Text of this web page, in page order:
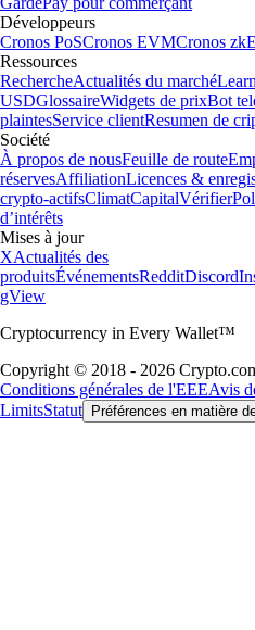
Développeurs
Cronos PoSCronos EVMCronos
Ressources
RechercheActualités du marchéLearn
USDGlossaireWidgets de prixBot
plaintesService clientResumen de
Société
À propos de nousFeuille de route
réservesAffiliationLicences &
crypto-actifsClimatCapitalVérifier
d’intérêts
Mises à jour
XActualités des
produitsÉvénementsRedditDiscord
gView
Cryptocurrency in Every Wallet™
Copyright © 2018 - 2026
Conditions générales de l'EEEAvis
LimitsStatut Préférences en matière